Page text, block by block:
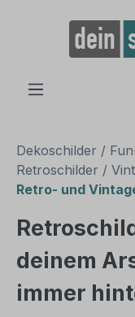
springen
Dekoschilder /
Retroschilder /
Retro- und
deinem
immer